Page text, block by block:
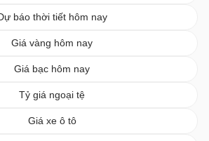
báo thời tiết hôm nay
Giá vàng hôm nay
Giá bạc hôm nay
Tỷ giá ngoại tệ
Giá xe ô tô